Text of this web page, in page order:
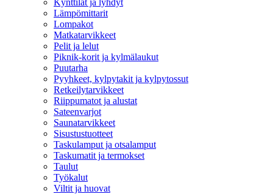
Kynttilät ja lyhdyt
Lämpömittarit
Lompakot
Matkatarvikkeet
Pelit ja lelut
Piknik-korit ja kylmälaukut
Puutarha
Pyyhkeet, kylpytakit ja kylpytossut
Retkeilytarvikkeet
Riippumatot ja alustat
Sateenvarjot
Saunatarvikkeet
Sisustustuotteet
Taskulamput ja otsalamput
Taskumatit ja termokset
Taulut
Työkalut
Viltit ja huovat